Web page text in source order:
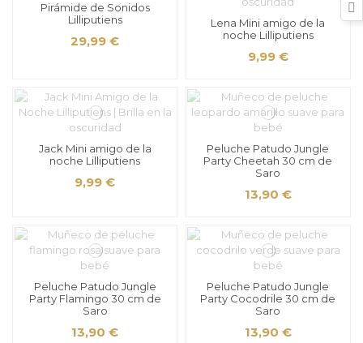
Pirámide de Sonidos
Lilliputiens
29,99 €
Lena Mini amigo de la
noche Lilliputiens
9,99 €
Jack Mini amigo de la
noche Lilliputiens
9,99 €
Peluche Patudo Jungle
Party Cheetah 30 cm de
Saro
13,90 €
Peluche Patudo Jungle
Party Flamingo 30 cm de
Saro
13,90 €
Peluche Patudo Jungle
Party Cocodrile 30 cm de
Saro
13,90 €